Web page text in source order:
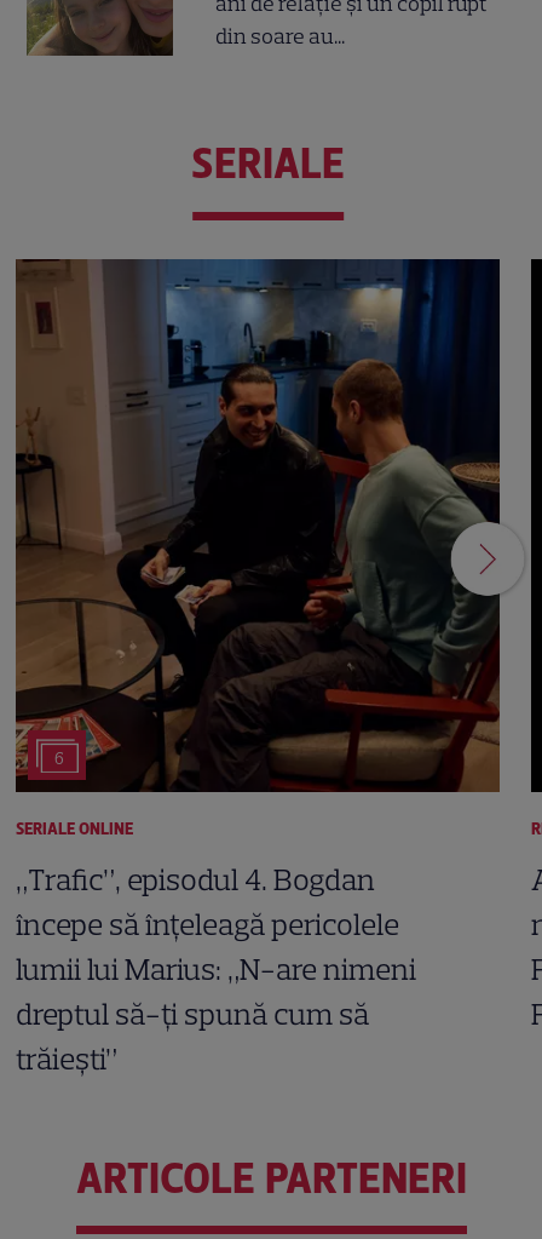
din soare au...
SERIALE
6
SERIALE ONLINE
„Trafic”, episodul 4. Bogdan
începe să înțeleagă pericolele
lumii lui Marius: „N-are nimeni
dreptul să-ți spună cum să
trăiești”
ARTICOLE PARTENERI